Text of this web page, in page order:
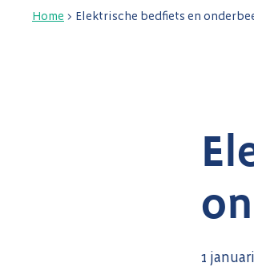
Home > Elektrische bedfiets en
1